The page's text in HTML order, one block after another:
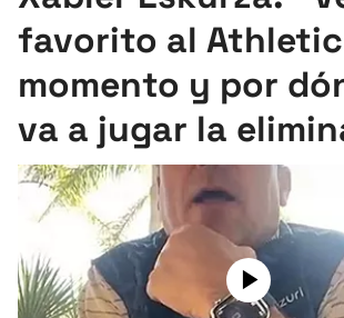
Pelota
Remo
Baloncesto
Ciclismo
Herri-kirolak
favorito al
momento y por
va a jugar la